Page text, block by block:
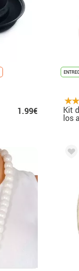
1.99€ Kit
los